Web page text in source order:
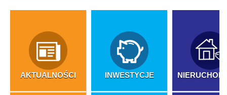
AKTUALNOŚCI INWESTYCJE